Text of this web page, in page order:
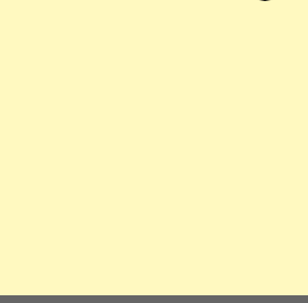
pour améliorer votre expérience sur ce